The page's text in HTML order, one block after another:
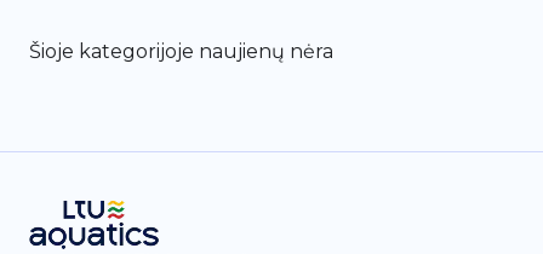
Šioje kategorijoje naujienų nėra